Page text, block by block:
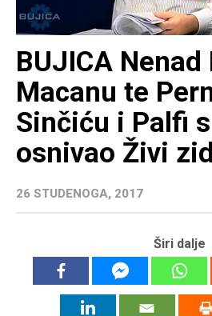
BUJICA
Macanu te
Sinčiću i Palfi
osnivao Živi
26 STUDENOGA, 2017
Širi dalje